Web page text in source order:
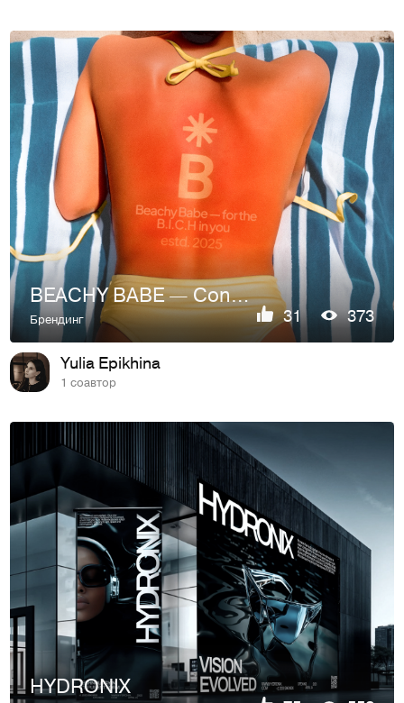
BEACHY BABE — Conceptual Coastal Mood Branding
Брендинг 31 373
Yulia Epikhina
1 соавтор
HYDRONIX